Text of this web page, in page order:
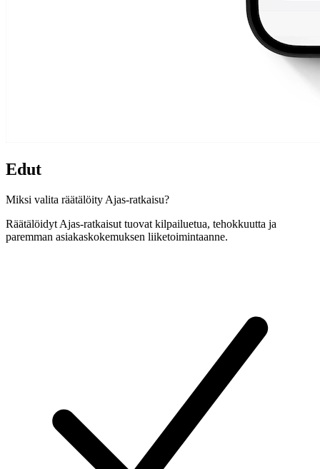
Edut
Miksi valita räätälöity Ajas-ratkaisu?
Räätälöidyt Ajas-ratkaisut tuovat kilpailuetua, tehokkuutta ja
paremman asiakaskokemuksen liiketoimintaanne.